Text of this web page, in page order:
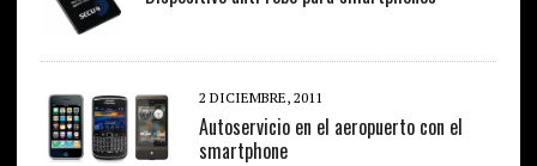
2 DICIEMBRE, 2011
Autoservicio en el aeropuerto con el
smartphone